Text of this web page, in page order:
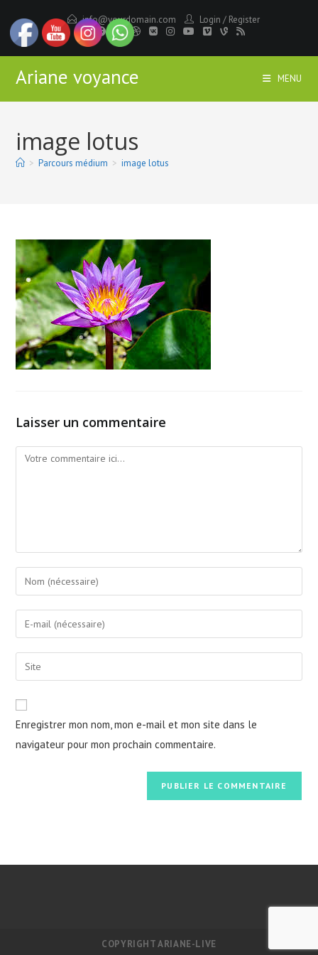
content
info@yourdomain.com Login / Register
Ariane voyance MENU
image lotus
> Parcours médium > image lotus
Laisser un commentaire
Comment
Enter
your
name
username
Enter
your
email
address
comment
Saisir
l’URL
de
(facultatif)
Enregistrer mon nom, mon e-mail et mon site dans le
navigateur pour mon prochain commentaire.
COPYRIGHT ARIANE-LIVE